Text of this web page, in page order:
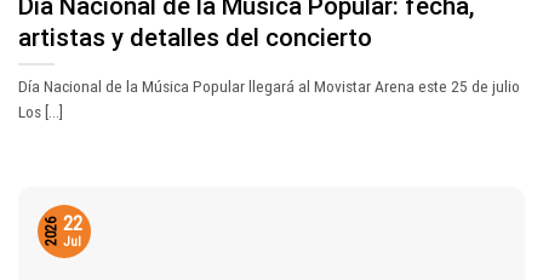
artistas y detalles del concierto
Día Nacional de la Música Popular llegará al Movistar Arena este 25 de julio
Los [...]
22
Jul
2026